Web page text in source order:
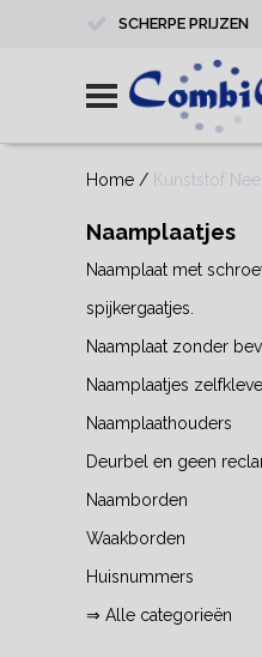
SCHERPE PRIJZEN
Home / Kunststof
Naamplaatjes
Naamplaat met
spijkergaatjes.
Naamplaat zonder
Naamplaatjes
Naamplaathouders
Deurbel en geen
Naamborden
Waakborden
Huisnummers
⇒ Alle categorieën